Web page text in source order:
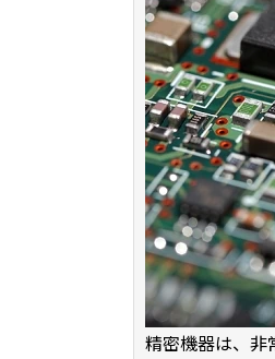
精密機器は、非